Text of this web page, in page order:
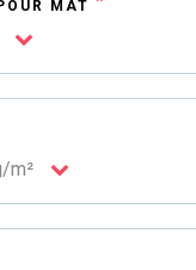
MÂT
m²